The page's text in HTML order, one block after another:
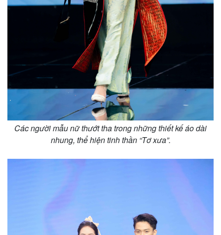
Các người mẫu nữ thướt tha trong những thiết kế áo dài
nhung, thể hiện tinh thần “Tơ xưa”.